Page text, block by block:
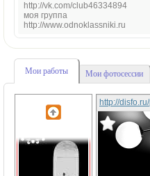
http://vk.com/club46334894
моя группа
http://www.odnoklassniki.ru
Мои работы Мои фотосессии
http://